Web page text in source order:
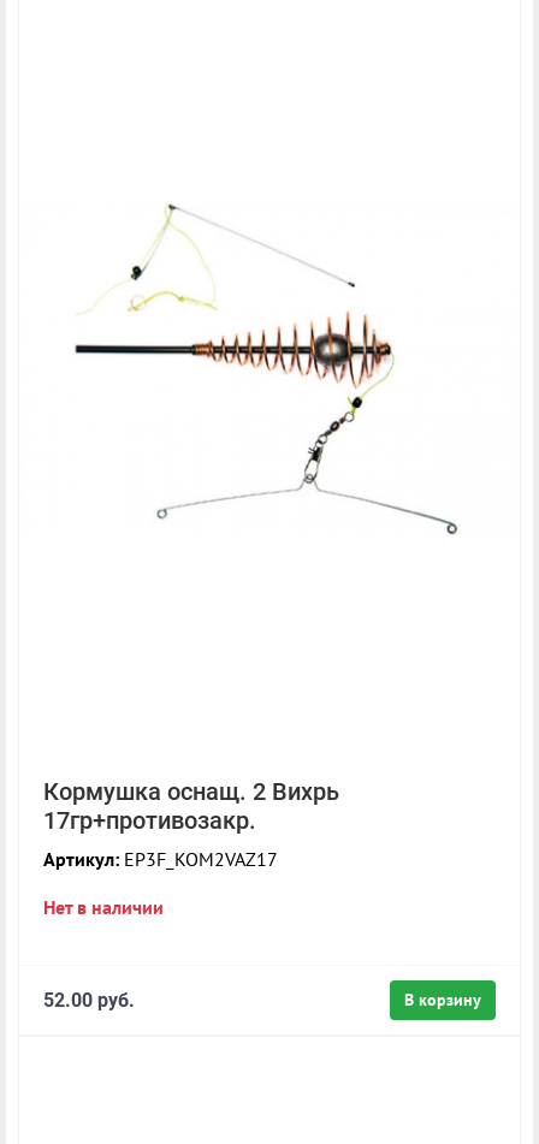
Кормушка оснащ. 2 Вихрь
17гр+противозакр.
Артикул: EP3F_KOM2VAZ17
Нет в наличии
В корзину
52.00 руб.